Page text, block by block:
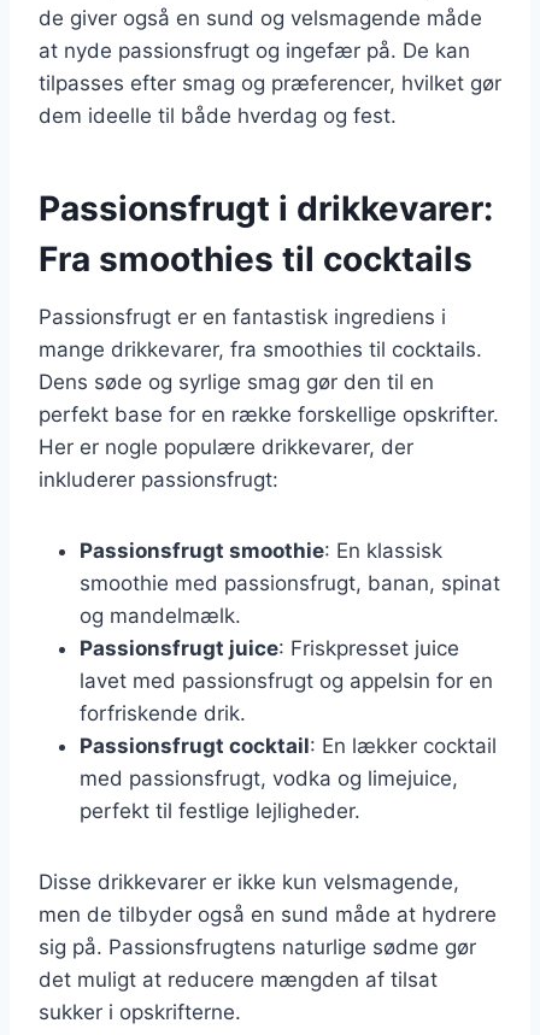
de giver også en sund og velsmagende måde
at nyde passionsfrugt og ingefær på. De kan
tilpasses efter smag og præferencer, hvilket gør
dem ideelle til både hverdag og fest.
Passionsfrugt i drikkevarer:
Fra smoothies til cocktails
Passionsfrugt er en fantastisk ingrediens i
mange drikkevarer, fra smoothies til cocktails.
Dens søde og syrlige smag gør den til en
perfekt base for en række forskellige opskrifter.
Her er nogle populære drikkevarer, der
inkluderer passionsfrugt:
Passionsfrugt smoothie: En klassisk
smoothie med passionsfrugt, banan, spinat
og mandelmælk.
Passionsfrugt juice: Friskpresset juice
lavet med passionsfrugt og appelsin for en
forfriskende drik.
Passionsfrugt cocktail: En lækker cocktail
med passionsfrugt, vodka og limejuice,
perfekt til festlige lejligheder.
Disse drikkevarer er ikke kun velsmagende,
men de tilbyder også en sund måde at hydrere
sig på. Passionsfrugtens naturlige sødme gør
det muligt at reducere mængden af tilsat
sukker i opskrifterne.